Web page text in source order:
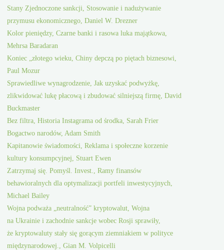
Stany Zjednoczone sankcji, Stosowanie i nadużywanie
przymusu ekonomicznego, Daniel W. Drezner
Kolor pieniędzy, Czarne banki i rasowa luka majątkowa,
Mehrsa Baradaran
Koniec „złotego wieku, Chiny depczą po piętach biznesowi,
Paul Mozur
Sprawiedliwe wynagrodzenie, Jak uzyskać podwyżkę,
zlikwidować lukę płacową i zbudować silniejszą firmę, David
Buckmaster
Bez filtra, Historia Instagrama od środka, Sarah Frier
Bogactwo narodów, Adam Smith
Kapitanowie świadomości, Reklama i społeczne korzenie
kultury konsumpcyjnej, Stuart Ewen
Zatrzymaj się. Pomyśl. Invest., Ramy finansów
behawioralnych dla optymalizacji portfeli inwestycyjnych,
Michael Bailey
Wojna podważa „neutralność” kryptowalut, Wojna
na Ukrainie i zachodnie sankcje wobec Rosji sprawiły,
że kryptowaluty stały się gorącym ziemniakiem w polityce
międzynarodowej., Gian M. Volpicelli